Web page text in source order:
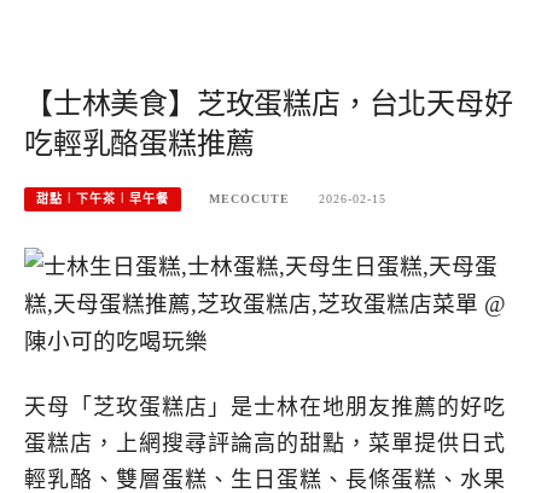
【士林美食】芝玫蛋糕店，台北天母好
吃輕乳酪蛋糕推薦
甜點︱下午茶︱早午餐 MECOCUTE 2026-02-15
天母「芝玫蛋糕店」是士林在地朋友推薦的好吃
蛋糕店，上網搜尋評論高的甜點，菜單提供日式
輕乳酪、雙層蛋糕、生日蛋糕、長條蛋糕、水果